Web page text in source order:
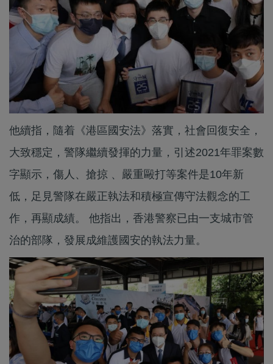
他續指，隨着《港區國安法》落實，社會回復安全，
大致穩定，警隊繼續發揮的力量，引述2021年罪案數
字顯示，傷人、搶掠 、嚴重毆打等案件是10年新
低，足見警隊在嚴正執法和積極宣傳守法觀念的工
作，再顯成績。 他指出，香港警察已由一支城市管
治的部隊，發展成維護國安的執法力量。